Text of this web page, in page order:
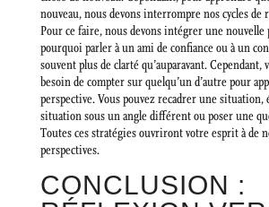
nouveau, nous devons interrompre nos cycles de
Pour ce faire, nous devons intégrer une nouvelle
pourquoi parler à un ami de confiance ou à un
souvent plus de clarté qu’auparavant. Cependant,
besoin de compter sur quelqu’un d’autre pour
perspective. Vous pouvez recadrer une situation,
situation sous un angle différent ou poser une
Toutes ces stratégies ouvriront votre esprit à de
perspectives.
CONCLUSION :